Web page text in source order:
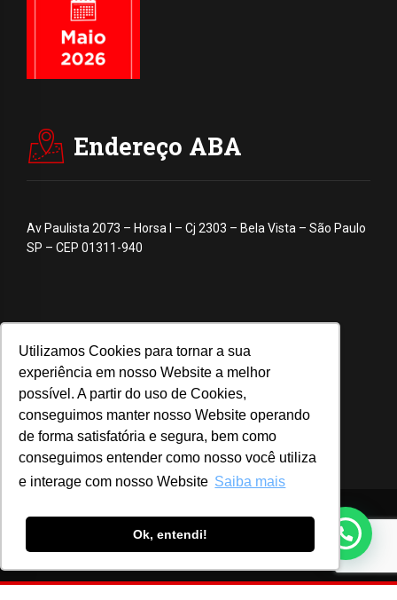
Utilizamos Cookies para tornar a sua
experiência em nosso Website a melhor
possível. A partir do uso de Cookies,
conseguimos manter nosso Website operando
de forma satisfatória e segura, bem como
conseguimos entender como nosso você utiliza
e interage com nosso Website Saiba mais
Ok, entendi!
Endereço ABA
Av Paulista 2073 – Horsa I – Cj 2303 – Bela Vista – São Paulo
SP – CEP 01311-940
© 2020 ABA – Associação Brasileira de Anunciantes
Login Notícias Advocacy Webinar